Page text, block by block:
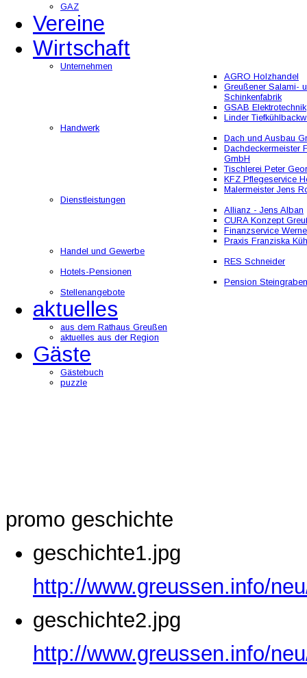
GAZ
Vereine
Wirtschaft
Unternehmen
AGRO Holzhandel
Greußener Salami-
Schinkenfabrik
GSAB Elektrotechnik
Linder
Handwerk
Dach und Ausbau
Dachdeckermeister
GmbH
Tischlerei Peter
KFZ Pflegeservice
Malermeister Jens
Dienstleistungen
Allianz - Jens Alban
CURA Konzept
Finanzservice
Praxis Franziska
Handel und Gewerbe
RES Schneider
Hotels-Pensionen
Pension Steingraben
Stellenangebote
aktuelles
aus dem Rathaus Greußen
aktuelles aus der Region
Gäste
Gästebuch
puzzle
promo geschichte
geschichte1.jpg
http://www.greussen.info/
geschichte2.jpg
http://www.greussen.info/